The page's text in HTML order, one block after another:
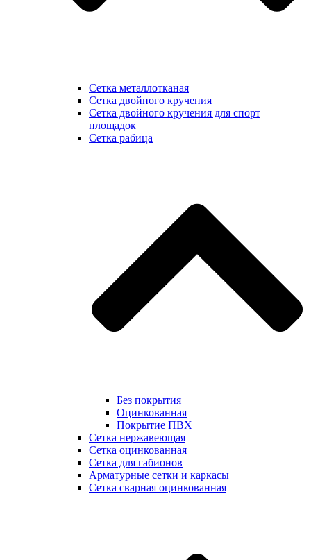
Сетка металлотканая
Сетка двойного кручения
Сетка двойного кручения для спорт
площадок
Сетка рабица
Без покрытия
Оцинкованная
Покрытие ПВХ
Сетка нержавеющая
Сетка оцинкованная
Сетка для габионов
Арматурные сетки и каркасы
Сетка сварная оцинкованная